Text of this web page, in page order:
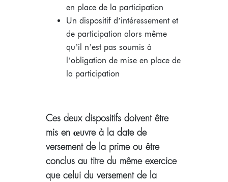
en place de la participation
Un dispositif d’intéressement et
de participation alors même
qu’il n’est pas soumis à
l’obligation de mise en place de
la participation
Ces deux dispositifs doivent être
mis en œuvre à la date de
versement de la prime ou être
conclus au titre du même exercice
que celui du versement de la